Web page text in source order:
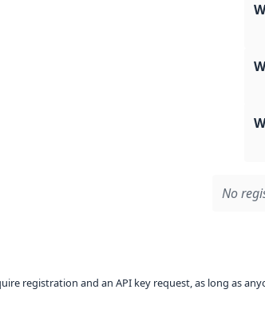
No
registration and an API key request, as long as